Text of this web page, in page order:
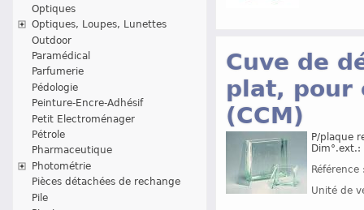
Optiques
Optiques, Loupes, Lunettes
Outdoor
Paramédical
Parfumerie
Pédologie
Peinture-Encre-Adhésif
Petit Electroménager
Pétrole
Pharmaceutique
Photométrie
Pièces détachées de rechange
Pile
Cuve de
plat, pour
(CCM)
P/plaque
Unité de